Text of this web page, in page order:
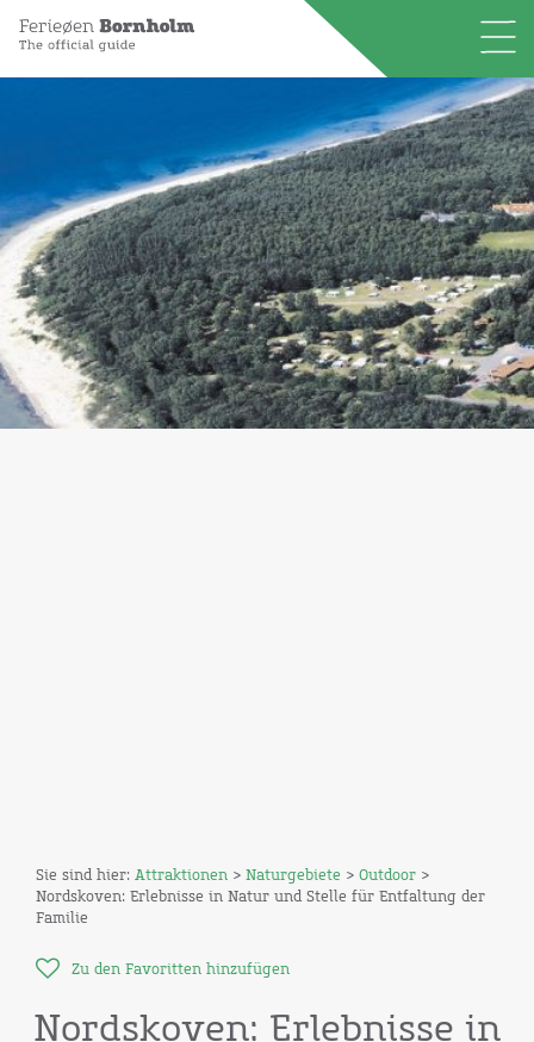
Sie sind hier: Attraktionen > Naturgebiete > Outdoor >
Nordskoven: Erlebnisse in Natur und Stelle für Entfaltung der
Familie
Zu den Favoritten hinzufügen
Nordskoven: Erlebnisse in